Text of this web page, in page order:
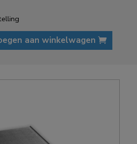
aan winkelwagen